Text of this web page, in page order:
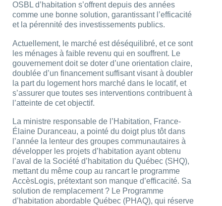
OSBL d’habitation s’offrent depuis des années
comme une bonne solution, garantissant l’efficacité
et la pérennité des investissements publics.
Actuellement, le marché est déséquilibré, et ce sont
les ménages à faible revenu qui en souffrent. Le
gouvernement doit se doter d’une orientation claire,
doublée d’un financement suffisant visant à doubler
la part du logement hors marché dans le locatif, et
s’assurer que toutes ses interventions contribuent à
l’atteinte de cet objectif.
La ministre responsable de l’Habitation, France-
Élaine Duranceau, a pointé du doigt plus tôt dans
l’année la lenteur des groupes communautaires à
développer les projets d’habitation ayant obtenu
l’aval de la Société d’habitation du Québec (SHQ),
mettant du même coup au rancart le programme
AccèsLogis, prétextant son manque d’efficacité. Sa
solution de remplacement ? Le Programme
d’habitation abordable Québec (PHAQ), qui réserve